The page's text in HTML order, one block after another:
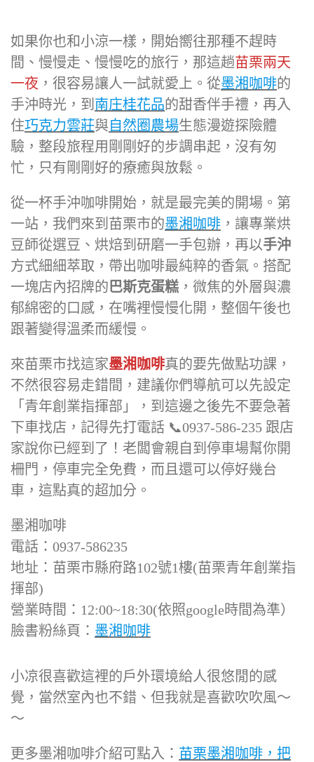
如果你也和小涼一樣，開始嚮往那種不趕時
間、慢慢走、慢慢吃的旅行，那這趟苗栗兩天
一夜 ，很容易讓人一試就愛上。從墨湘咖啡的
手沖時光，到 南庄桂花品的甜香伴手禮，再入
住巧克力雲莊與 自然圈農場生態漫遊探險體
驗，整段旅程用剛剛好的步調串起，沒有匆
忙，只有剛剛好的療癒與放鬆。
從一杯手沖咖啡開始，就是最完美的開場。第
一站，我們來到苗栗市的墨湘咖啡 ，讓專業烘
豆師從選豆、烘焙到研磨一手包辦，再以手沖
方式細細萃取，帶出咖啡最純粹的香氣。搭配
一塊店內招牌的巴斯克蛋糕 ，微焦的外層與濃
郁綿密的口感，在嘴裡慢慢化開，整個午後也
跟著變得溫柔而緩慢。
來苗栗市找這家墨湘咖啡真的要先做點功課，
不然很容易走錯間，建議你們導航可以先設定
「青年創業指揮部」，到這邊之後先不要急著
下車找店，記得先打電話 📞0937-586-235 跟店
家說你已經到了！老闆會親自到停車場幫你開
柵門，停車完全免費，而且還可以停好幾台
車，這點真的超加分。
墨湘咖啡
電話：0937-586235
地址：苗栗市縣府路102號1樓(苗栗青年創業指
揮部)
營業時間：12:00~18:30(依照google時間為準）
臉書粉絲頁： 墨湘咖啡
小凉很喜歡這裡的戶外環境給人很悠閒的感
覺，當然室內也不錯、但我就是喜歡吹吹風～
～
更多墨湘咖啡介紹可點入： 苗栗墨湘咖啡，把